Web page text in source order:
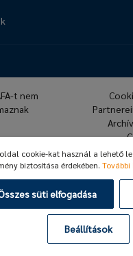
© 2026 Hafner
t nem
cookie-kat használ a lehető
biztosítása érdekében.
süti elfogadása
Beállítások